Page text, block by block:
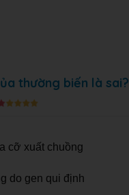
thường biến là sai?
cỡ xuất chuồng
do gen qui định